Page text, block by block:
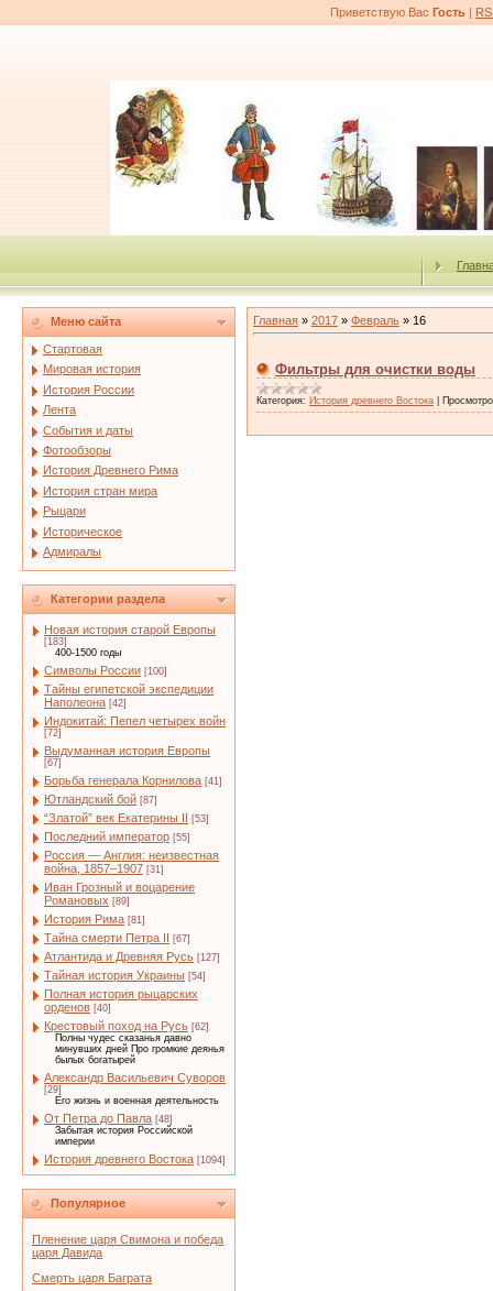
Приветствую Вас Гость |
Меню сайта
Стартовая
Мировая история
История России
Лента
События и даты
Фотообзоры
История Древнего Рима
История стран мира
Рыцари
Историческое
Адмиралы
Категории раздела
Новая история старой Европы
[183]
400-1500 годы
Символы России [100]
Тайны египетской экспедиции
Наполеона [42]
Индокитай: Пепел четырех войн
[72]
Выдуманная история Европы
[67]
Борьба генерала Корнилова [41]
Ютландский бой [87]
“Златой” век Екатерины II [53]
Последний император [55]
Россия — Англия: неизвестная
война, 1857–1907 [31]
Иван Грозный и воцарение
Романовых [89]
История Рима [81]
Тайна смерти Петра II [67]
Атлантида и Древняя Русь [127]
Тайная история Украины [54]
Полная история рыцарских
орденов [40]
Крестовый поход на Русь [62]
Полны чудес сказанья давно
минувших дней Про громкие деянья
былых богатырей
Александр Васильевич Суворов
[29]
Его жизнь и военная деятельность
От Петра до Павла [48]
Забытая история Российской
империи
История древнего Востока [1094]
Популярное
Пленение царя Свимона и победа
царя Давида
Смерть царя Баграта
Главная » 2017 » Февраль » 16
Фильтры для очистки воды
Категория: История древнего Востока